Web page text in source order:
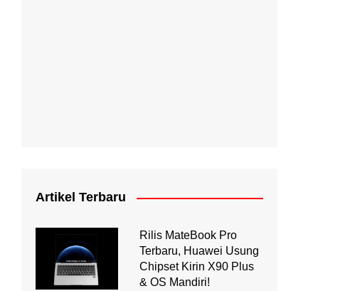
Artikel Terbaru
Rilis MateBook Pro
Terbaru, Huawei Usung
Chipset Kirin X90 Plus
& OS Mandiri!